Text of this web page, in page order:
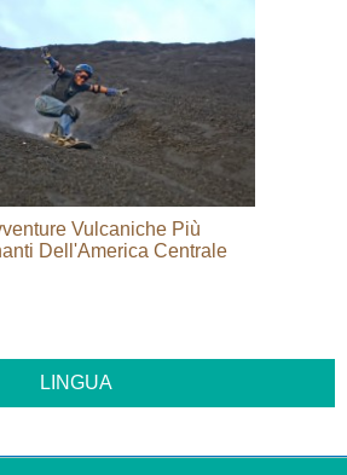
Vulcaniche Più
Dell'America Centrale